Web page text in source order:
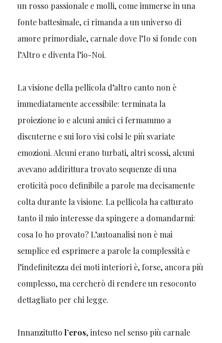
un rosso passionale e molli, come immerse in una
fonte battesimale, ci rimanda a un universo di
amore primordiale, carnale dove l’Io si fonde con
l’Altro e diventa l’io-Noi.
La visione della pellicola d’altro canto non è
immediatamente accessibile: terminata la
proiezione io e alcuni amici ci fermammo a
discuterne e sui loro visi colsi le più svariate
emozioni. Alcuni erano turbati, altri scossi, alcuni
avevano addirittura trovato sequenze di una
eroticità poco definibile a parole ma decisamente
colta durante la visione. La pellicola ha catturato
tanto il mio interesse da spingere a domandarmi:
cosa Io ho provato? L’autoanalisi non è mai
semplice ed esprimere a parole la complessità e
l’indefinitezza dei moti interiori è, forse, ancora più
complesso, ma cercherò di rendere un resoconto
dettagliato per chi legge.
Innanzitutto l’eros, inteso nel senso più carnale